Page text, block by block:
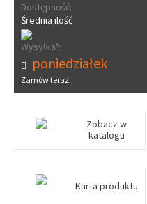
Dostępność:
Średnia ilość
Wysyłka*:
poniedziałek
Zamów teraz
Zobacz w
katalogu
Karta produktu